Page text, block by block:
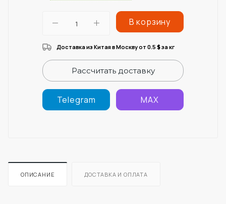
В корзину
Доставка из Китая в Москву от 0.5 $за кг
Рассчитать доставку
Telegram MAX
ОПИСАНИЕ ДОСТАВКА И ОПЛАТА